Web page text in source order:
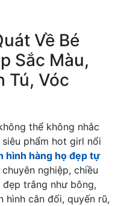
Về Bé
Sắc Màu,
Tú, Vóc
thể không nhắc
phẩm hot girl nổi
hình hàng họ đẹp tự
nghiệp, chiều
đẹp trắng như bông,
hình cân đối, quyến rũ,